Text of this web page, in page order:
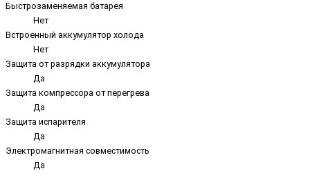
Быстрозаменяемая батарея
Нет
Встроенный аккумулятор холода
Нет
Защита от разрядки аккумулятора
Да
Защита компрессора от перегрева
Да
Защита испарителя
Да
Электромагнитная совместимость
Да